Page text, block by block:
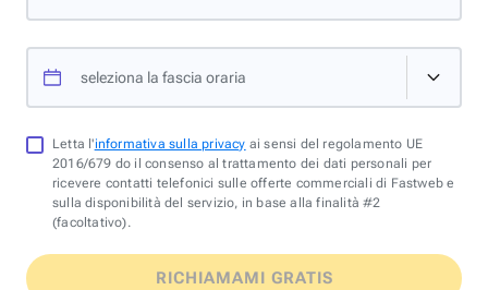
seleziona la fascia oraria
Letta l'informativa sulla privacy ai sensi del regolamento UE
2016/679 do il consenso al trattamento dei dati personali per
ricevere contatti telefonici sulle offerte commerciali di Fastweb e
sulla disponibilità del servizio, in base alla finalità #2
(facoltativo).
RICHIAMAMI GRATIS